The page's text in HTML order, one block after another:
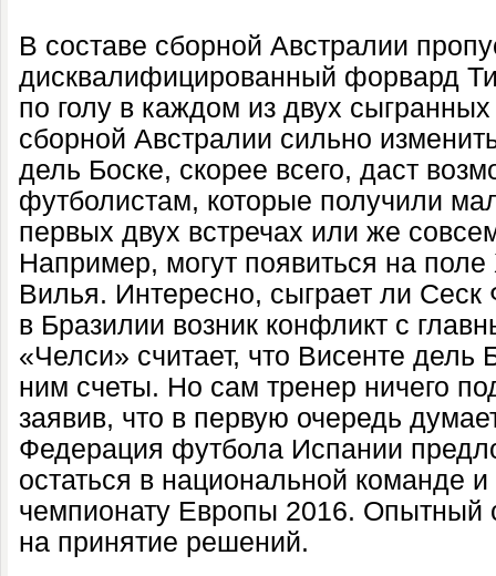
В составе сборной Австралии
дисквалифицированный форвард
по голу в каждом из двух
сборной Австралии сильно
дель Боске, скорее всего, даст
футболистам, которые получили
первых двух встречах или же
Например, могут появиться на
Вилья. Интересно, сыграет ли Сеск
в Бразилии возник конфликт с
«Челси» считает, что Висенте дель
ним счеты. Но сам тренер ничего
заявив, что в первую очередь
Федерация футбола Испании
остаться в национальной команде и
чемпионату Европы 2016. Опытный
на принятие решений.